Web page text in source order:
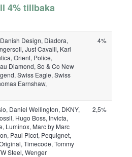
4% tillbaka
Design, Diadora,
Just Cavalli, Karl
Orient, Police,
Diamond, So & Co New
Swiss Eagle, Swiss
Earnshaw,
4%
Daniel Wellington, DKNY,
Hugo Boss, Invicta,
Luminox, Marc by Marc
Paul Picot, Pequignet,
Timecode, Tommy
Steel, Wenger
2,5%